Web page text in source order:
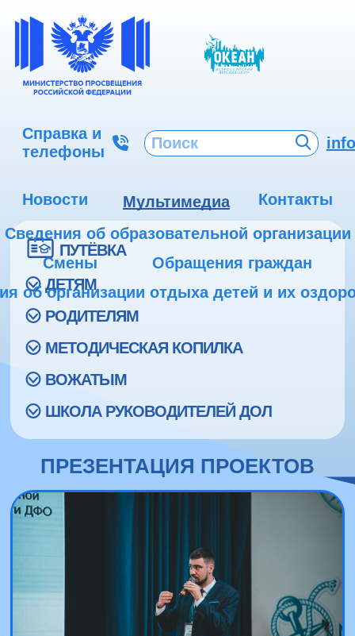
Справка и
телефоны
Новости Мультимедиа
Контакты
Сведения об образовательной организации
Смены
Обращения граждан
об организации отдыха детей и их
ПУТЁВКА
ДЕТЯМ
РОДИТЕЛЯМ
МЕТОДИЧЕСКАЯ КОПИЛКА
ВОЖАТЫМ
ШКОЛА РУКОВОДИТЕЛЕЙ ДОЛ
ПРЕЗЕНТАЦИЯ ПРОЕКТОВ